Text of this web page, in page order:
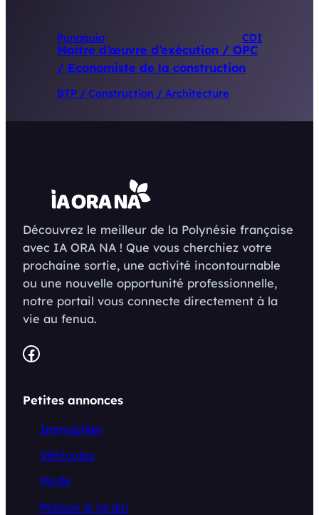
Punaauia CDI
Maitre d’œuvre d’exécution / OPC
/ Economiste de la construction
BTP / Construction / Architecture
Découvrez le meilleur de la Polynésie française
avec IA ORA NA ! Que vous cherchiez votre
prochaine sortie, une activité incontournable
ou une nouvelle opportunité professionnelle,
notre portail vous connecte directement à la
vie au fenua.
Facebook
Petites annonces
Immobilier
Véhicules
Mode
Maison & jardin